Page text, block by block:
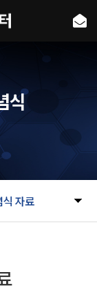
식 자료
식